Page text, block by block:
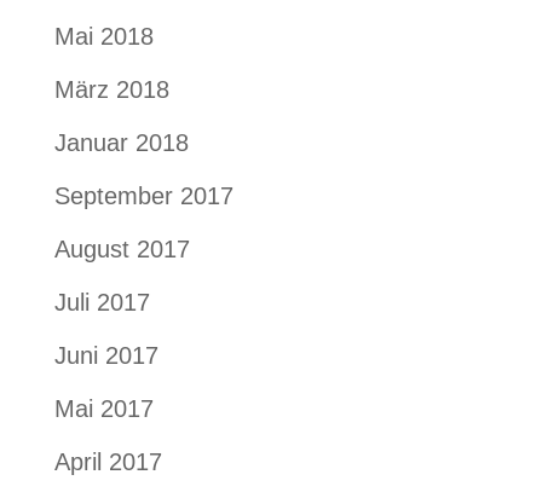
Mai 2018
März 2018
Januar 2018
September 2017
August 2017
Juli 2017
Juni 2017
Mai 2017
April 2017